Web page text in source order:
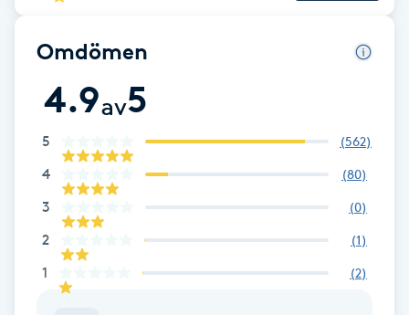
Brynformning
Brynfärgning
Brynplockning
Bröllopsuppsättning
Celluliter
Coachning
Omdömen
4.9av5
5 (562)
4 (80)
3 (0)
2 (1)
1 (2)